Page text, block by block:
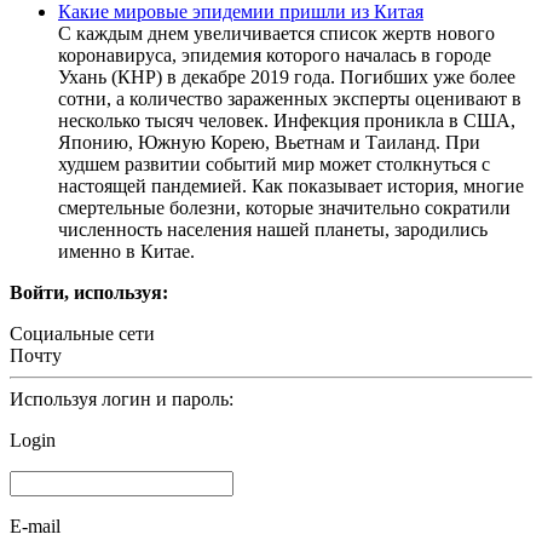
Какие мировые эпидемии пришли из Китая
С каждым днем увеличивается список жертв нового
коронавируса, эпидемия которого началась в городе
Ухань (КНР) в декабре 2019 года. Погибших уже более
сотни, а количество зараженных эксперты оценивают в
несколько тысяч человек. Инфекция проникла в США,
Японию, Южную Корею, Вьетнам и Таиланд. При
худшем развитии событий мир может столкнуться с
настоящей пандемией. Как показывает история, многие
смертельные болезни, которые значительно сократили
численность населения нашей планеты, зародились
именно в Китае.
Войти, используя:
Социальные сети
Почту
Используя логин и пароль:
Login
E-mail